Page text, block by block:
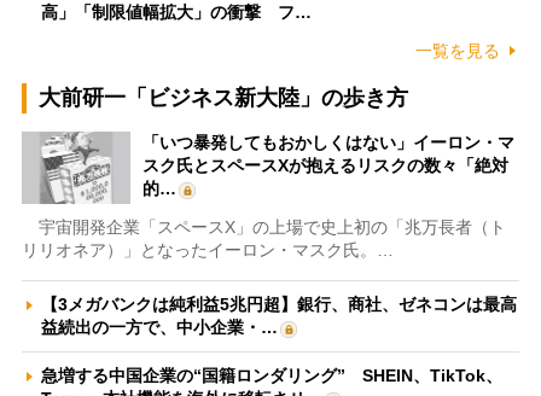
高」「制限値幅拡大」の衝撃 フ…
一覧を見る
大前研一「ビジネス新大陸」の歩き方
「いつ暴発してもおかしくはない」イーロン・マ
スク氏とスペースXが抱えるリスクの数々「絶対
的…
宇宙開発企業「スペースX」の上場で史上初の「兆万長者（ト
リリオネア）」となったイーロン・マスク氏。…
【3メガバンクは純利益5兆円超】銀行、商社、ゼネコンは最高
益続出の一方で、中小企業・…
急増する中国企業の“国籍ロンダリング” SHEIN、TikTok、